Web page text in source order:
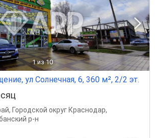
1 из 10
ул Солнечная, 6, 360 м², 2/2 эт.
, Городской округ Краснодар,
р-н